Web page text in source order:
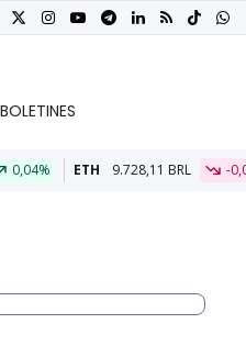
BOLETINES
BRL -0,02% BTC